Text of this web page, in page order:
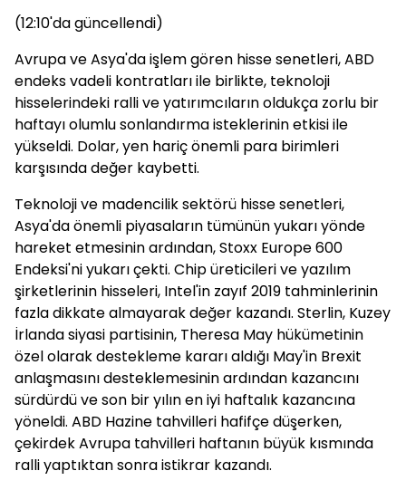
(12:10'da güncellendi)
Avrupa ve Asya'da işlem gören hisse senetleri, ABD
endeks vadeli kontratları ile birlikte, teknoloji
hisselerindeki ralli ve yatırımcıların oldukça zorlu bir
haftayı olumlu sonlandırma isteklerinin etkisi ile
yükseldi. Dolar, yen hariç önemli para birimleri
karşısında değer kaybetti.
Teknoloji ve madencilik sektörü hisse senetleri,
Asya'da önemli piyasaların tümünün yukarı yönde
hareket etmesinin ardından, Stoxx Europe 600
Endeksi'ni yukarı çekti. Chip üreticileri ve yazılım
şirketlerinin hisseleri, Intel'in zayıf 2019 tahminlerinin
fazla dikkate almayarak değer kazandı. Sterlin, Kuzey
İrlanda siyasi partisinin, Theresa May hükümetinin
özel olarak destekleme kararı aldığı May'in Brexit
anlaşmasını desteklemesinin ardından kazancını
sürdürdü ve son bir yılın en iyi haftalık kazancına
yöneldi. ABD Hazine tahvilleri hafifçe düşerken,
çekirdek Avrupa tahvilleri haftanın büyük kısmında
ralli yaptıktan sonra istikrar kazandı.